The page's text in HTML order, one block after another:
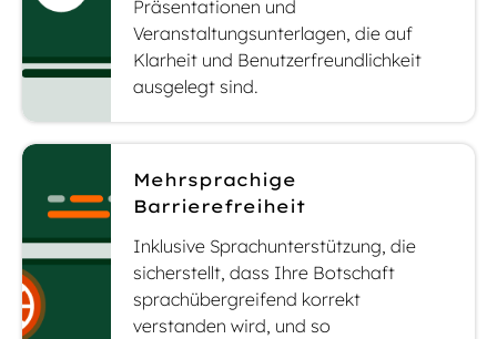
Präsentationen und
Veranstaltungsunterlagen, die auf
Klarheit und Benutzerfreundlichkeit
ausgelegt sind.
Mehrsprachige
Barrierefreiheit
Inklusive Sprachunterstützung, die
sicherstellt, dass Ihre Botschaft
sprachübergreifend korrekt
verstanden wird, und so